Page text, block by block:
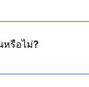
ลิดเพลินไปกับความเ
หรือไม่?
งครัด ซึ่งหมายความ